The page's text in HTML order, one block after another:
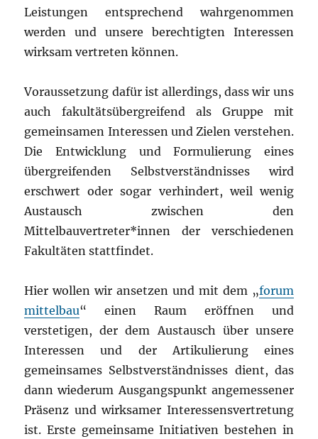
Leistungen entsprechend wahrgenommen
werden und unsere berechtigten Interessen
wirksam vertreten können.
Voraussetzung dafür ist allerdings, dass wir uns
auch fakultätsübergreifend als Gruppe mit
gemeinsamen Interessen und Zielen verstehen.
Die Entwicklung und Formulierung eines
übergreifenden Selbstverständnisses wird
erschwert oder sogar verhindert, weil wenig
Austausch zwischen den
Mittelbauvertreter*innen der verschiedenen
Fakultäten stattfindet.
Hier wollen wir ansetzen und mit dem „forum
mittelbau“ einen Raum eröffnen und
verstetigen, der dem Austausch über unsere
Interessen und der Artikulierung eines
gemeinsames Selbstverständnisses dient, das
dann wiederum Ausgangspunkt angemessener
Präsenz und wirksamer Interessensvertretung
ist. Erste gemeinsame Initiativen bestehen in